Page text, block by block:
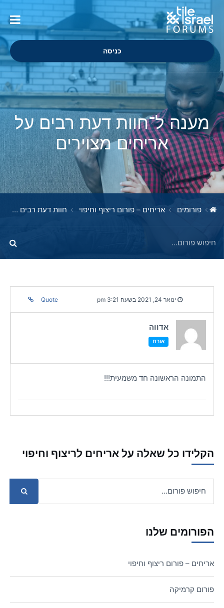
כניסה
מענה ל־חוות דעת רבים על
אריחים מצוירים
פורומים אריחים – פורום ריצוף וחיפוי חוות דעת רבים על אריחים מצוירים
ינואר 24, 2021 בשעה 3:21 pm Quote
אדווה
אורח
התמונה הראשונה חד משמעית!!!
הקלידו כל שאלה על אריחים לריצוף וחיפוי
הפורומים שלנו
אריחים – פורום ריצוף וחיפוי
פורום קרמיקה